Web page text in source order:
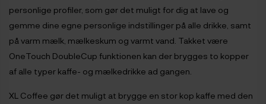
personlige profiler, som gør det muligt for dig at lave og
gemme dine egne personlige indstillinger på alle drikke, samt
på varm mælk, mælkeskum og varmt vand. Takket være
OneTouch DoubleCup funktionen kan der brygges to kopper
af alle typer kaffe- og mælkedrikke ad gangen.
XL Coffee gør det muligt at brygge en stor kop kaffe med den